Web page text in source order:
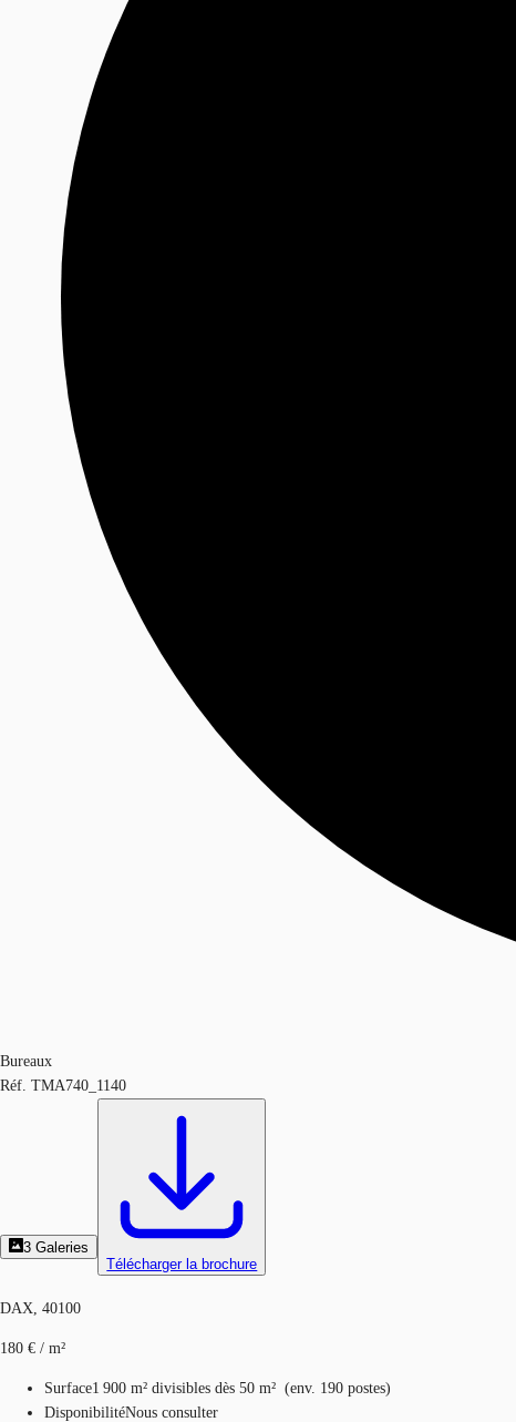
Bureaux
Réf. TMA740_1140
3 Galeries
Télécharger la brochure
DAX, 40100
180 € / m²
Surface1 900 m² divisibles dès 50 m² (env. 190 postes)
DisponibilitéNous consulter